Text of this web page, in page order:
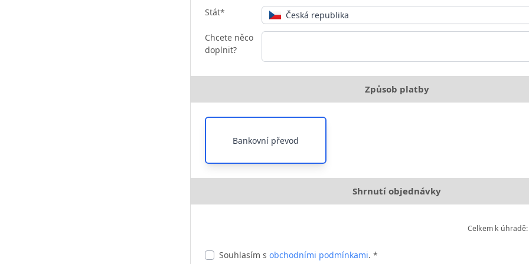
Stát*
Česká republika
Chcete něco
doplnit?
Způsob platby
Bankovní převod
Shrnutí objednávky
Celkem k úhradě:
Souhlasím s obchodními podmínkami. *